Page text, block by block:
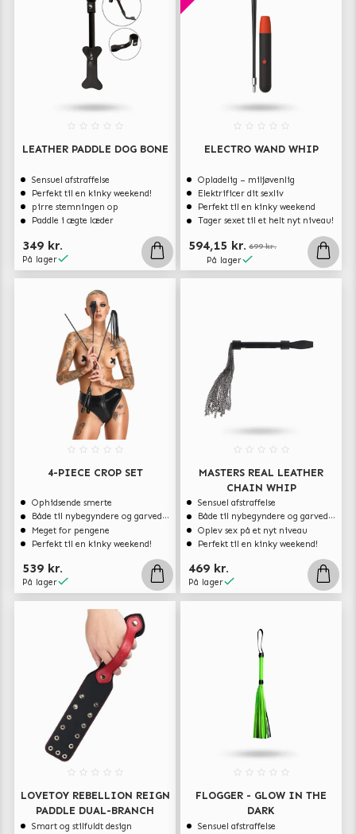
LEATHER PADDLE DOG BONE
Sensuel afstraffelse
Perfekt til en kinky weekend!
pirre stemningen op
Paddle i ægte læder
349 kr.
På lager
ELECTRO WAND WHIP
Opladelig – miljøvenlig
Elektrificer dit sexliv
Perfekt til en kinky weekend
Tager sexet til et helt nyt niveau!
594,15 kr. 699 kr.
På lager
4-PIECE CROP SET
Ophidsende smerte
Både til nybegyndere og garvede eksperter
Meget for pengene
Perfekt til en kinky weekend!
539 kr.
På lager
MASTERS REAL LEATHER
CHAIN WHIP
Sensuel afstraffelse
Både til nybegyndere og garvede eksperter
Oplev sex på et nyt niveau
Perfekt til en kinky weekend!
469 kr.
På lager
LOVETOY REBELLION REIGN
PADDLE DUAL-BRANCH
Smart og stilfuldt design
FLOGGER - GLOW IN THE
DARK
Sensuel afstraffelse